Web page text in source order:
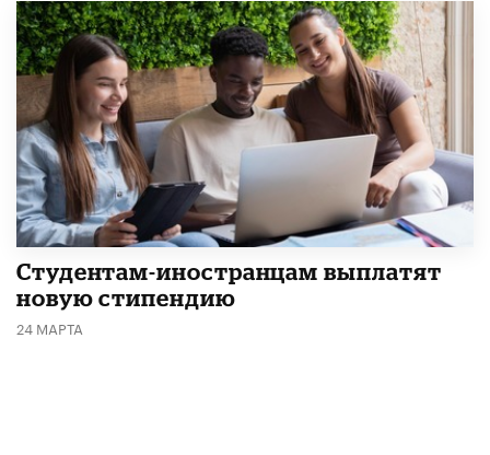
Студентам-иностранцам выплатят
новую стипендию
24 МАРТА